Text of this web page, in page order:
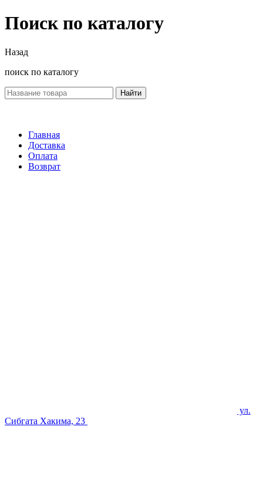
Поиск по каталогу
Назад
поиск по каталогу
Найти
Главная
Доставка
Оплата
Возврат
ул.
Сибгата Хакима, 23